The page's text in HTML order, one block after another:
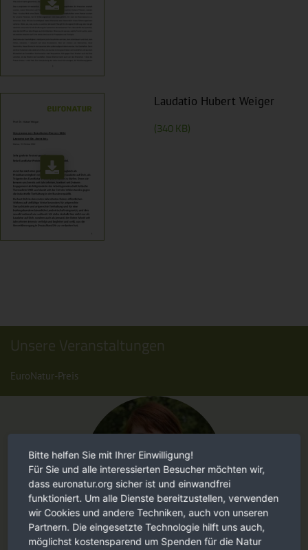
Laudatio Hubert Weiger
(340 KB)
Unsere Veranstaltungen
EuroNatur-Preis
Bitte helfen Sie mit Ihrer Einwilligung!
Für Sie und alle interessierten Besucher möchten wir,
dass euronatur.org sicher ist und einwandfrei
funktioniert. Um alle Dienste bereitzustellen, verwenden
wir Cookies und andere Techniken, auch von unseren
Partnern. Die eingesetzte Technologie hilft uns auch,
möglichst kostensparend um Spenden für die Natur